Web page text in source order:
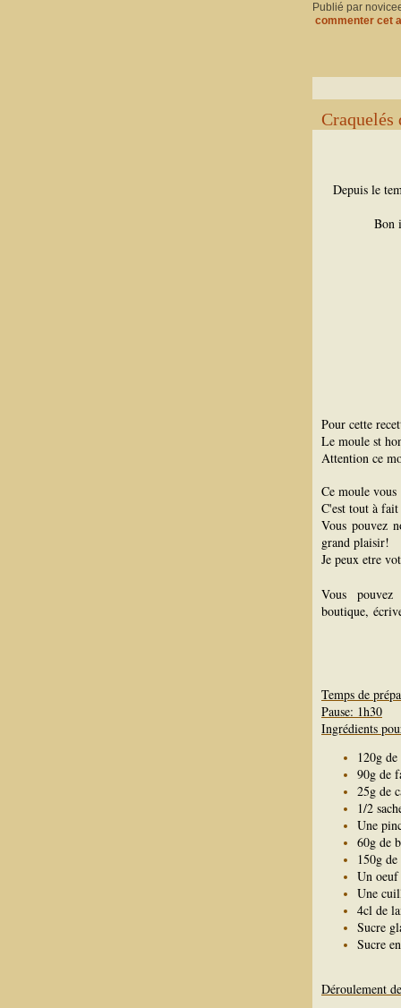
Publié par
commenter cet
Craquelés
Depuis le
Bon
Pour cette
Le moule st
Attention ce
Ce moule vous
C'est tout à
Vous pouvez
grand plaisir!
Je peux etre
Vous pouvez
boutique,
Temps de
Pause: 1h30
Ingrédients
120g
90g de
25g de
1/2
Une
60g de
150g
Un oeuf
Une
4cl de
Sucre
Sucre
Déroulement